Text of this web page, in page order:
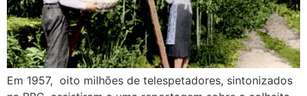
Em 1957, oito milhões de telespetadores, sintonizados